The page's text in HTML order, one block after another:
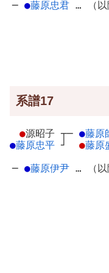
─ ●藤原忠君 … （以
系譜17
●源昭子 ┬
●藤原忠平 ┘
─ ●藤原
●藤原
─ ●藤原伊尹 … （以